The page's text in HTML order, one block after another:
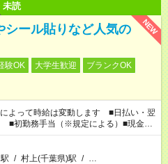
未読
NEW
シール貼りなど人気の
験OK 大学生歓迎
ブランクOK
よって時給は変動します ■日払い・翌
■初勤務手当（※規定による）■現金払
/ 村上(千葉県)駅 / …